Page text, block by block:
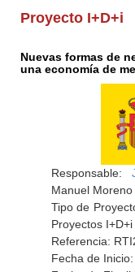
Proyecto I+D+i
Nuevas formas de
una economía de
Responsable:
Manuel
Tipo de
Proyectos I+D+i
Referencia:
Fecha de